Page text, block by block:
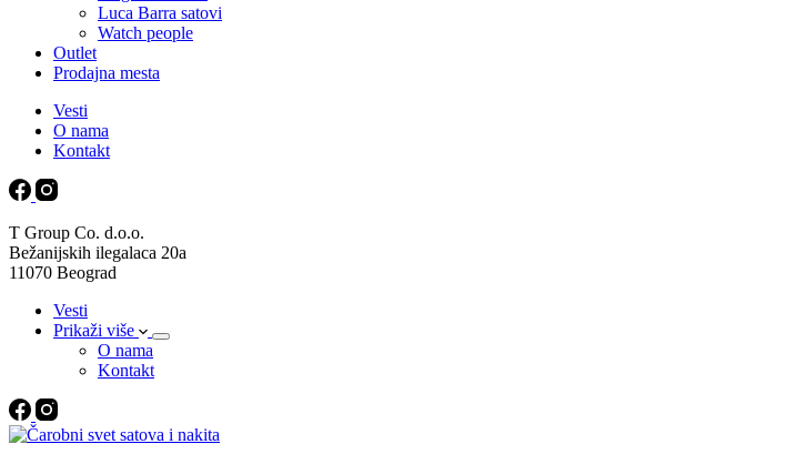
Luca Barra satovi
Watch people
Outlet
Prodajna mesta
Vesti
O nama
Kontakt
T Group Co. d.o.o.
Bežanijskih ilegalaca 20a
11070 Beograd
Vesti
Prikaži više
O nama
Kontakt